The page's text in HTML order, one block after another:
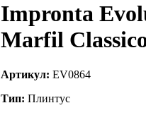
Impronta
Marfil
Артикул: EV0864
Тип: Плинтус